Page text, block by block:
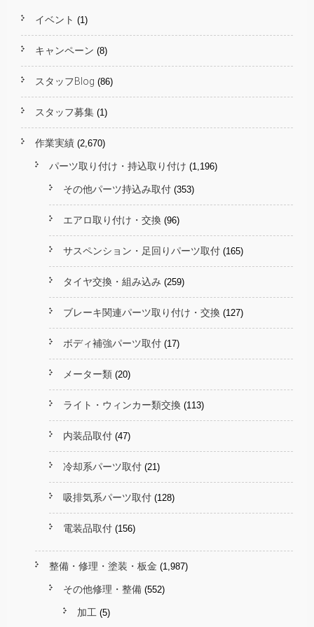
イベント (1)
キャンペーン (8)
スタッフBlog (86)
スタッフ募集 (1)
作業実績 (2,670)
パーツ取り付け・持込取り付け (1,196)
その他パーツ持込み取付 (353)
エアロ取り付け・交換 (96)
サスペンション・足回りパーツ取付 (165)
タイヤ交換・組み込み (259)
ブレーキ関連パーツ取り付け・交換 (127)
ボディ補強パーツ取付 (17)
メーター類 (20)
ライト・ウィンカー類交換 (113)
内装品取付 (47)
冷却系パーツ取付 (21)
吸排気系パーツ取付 (128)
電装品取付 (156)
整備・修理・塗装・板金 (1,987)
その他修理・整備 (552)
加工 (5)